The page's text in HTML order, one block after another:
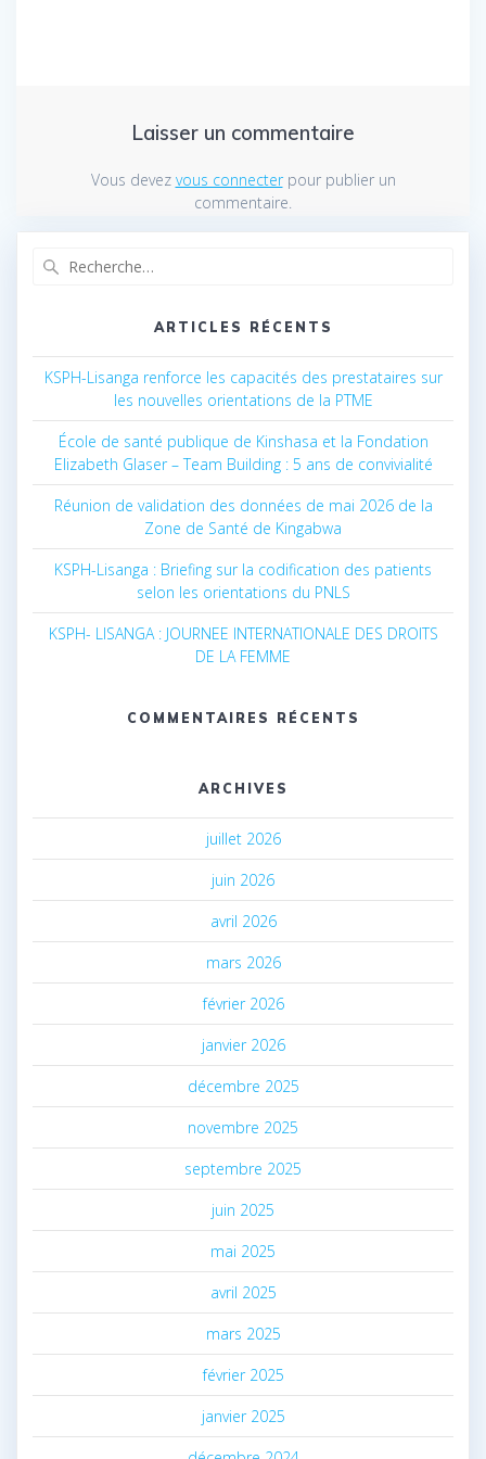
Laisser un commentaire
Vous devez vous connecterpour publier un
commentaire.
ARTICLES RÉCENTS
KSPH-Lisanga renforce les capacités des prestataires sur
les nouvelles orientations de la PTME
École de santé publique de Kinshasa et la Fondation
Elizabeth Glaser – Team Building : 5 ans de convivialité
Réunion de validation des données de mai 2026 de la
Zone de Santé de Kingabwa
KSPH-Lisanga : Briefing sur la codification des patients
selon les orientations du PNLS
KSPH- LISANGA : JOURNEE INTERNATIONALE DES DROITS
DE LA FEMME
COMMENTAIRES RÉCENTS
ARCHIVES
juillet 2026
juin 2026
avril 2026
mars 2026
février 2026
janvier 2026
décembre 2025
novembre 2025
septembre 2025
juin 2025
mai 2025
avril 2025
mars 2025
février 2025
janvier 2025